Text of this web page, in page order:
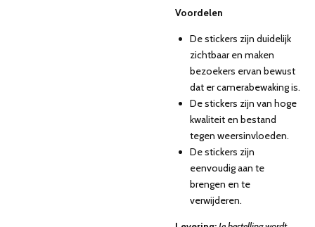
Voordelen
De stickers zijn duidelijk
zichtbaar en maken
bezoekers ervan bewust
dat er camerabewaking is.
De stickers zijn van hoge
kwaliteit en bestand
tegen weersinvloeden.
De stickers zijn
eenvoudig aan te
brengen en te
verwijderen.